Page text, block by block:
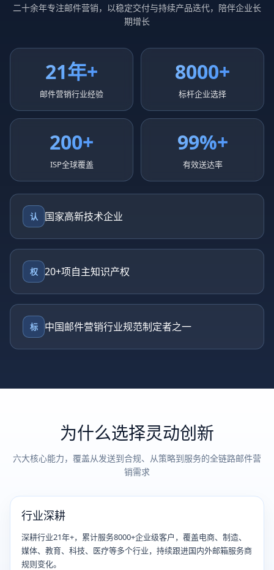
二十余年专注邮件营销，以稳定交付与持续产品迭代，陪伴企业长
期增长
21年+
邮件营销行业经验
8000+
标杆企业选择
200+
ISP全球覆盖
99%+
有效送达率
认 国家高新技术企业
权 20+项自主知识产权
标 中国邮件营销行业规范制定者之一
为什么选择灵动创新
六大核心能力，覆盖从发送到合规、从策略到服务的全链路邮件营
销需求
行业深耕
深耕行业21年+，累计服务8000+企业级客户，覆盖电商、制造、
媒体、教育、科技、医疗等多个行业，持续跟进国内外邮箱服务商
规则变化。